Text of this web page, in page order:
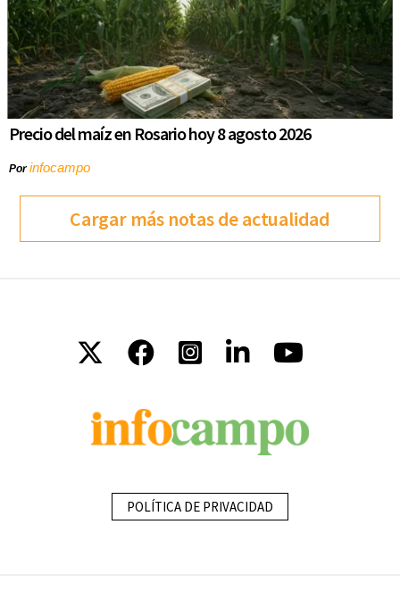
Precio del maíz en Rosario hoy 8 agosto 2026
Porinfocampo
Cargar más notas de actualidad
POLÍTICA DE PRIVACIDAD